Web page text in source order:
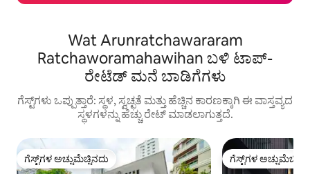
Wat Arunratchawararam
Ratchaworamahawihan ಬಳಿ ಟಾಪ್-
ರೇಟೆಡ್ ಮನೆ ಬಾಡಿಗೆಗಳು
ಗೆಸ್ಟ್‌ಗಳು ಒಪ್ಪುತ್ತಾರೆ: ಸ್ಥಳ, ಸ್ವಚ್ಛತೆ ಮತ್ತು ಹೆಚ್ಚಿನ ಕಾರಣಕ್ಕಾಗಿ ಈ ವಾಸ್ತವ್ಯದ
ಸ್ಥಳಗಳನ್ನು ಹೆಚ್ಚು ರೇಟ್ ಮಾಡಲಾಗುತ್ತದೆ.
ಗೆಸ್ಟ್‌ಗಳ ಅಚ್ಚುಮೆಚ್ಚಿನದು
ಗೆಸ್ಟ್‌ಗಳ ಅಚ್ಚುಮೆಚ್ಚಿನದು ಗೆಸ್ಟ್‌ಗಳ
ಗೆಸ್ಟ್‌ಗಳ